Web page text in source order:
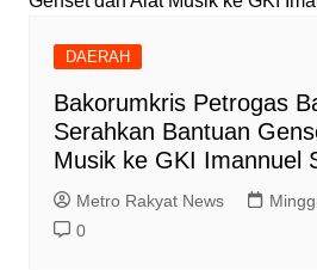
DAERAH
Bakorumkris Petrogas
Serahkan Bantuan
Musik ke GKI Imannuel
Metro Rakyat News
0